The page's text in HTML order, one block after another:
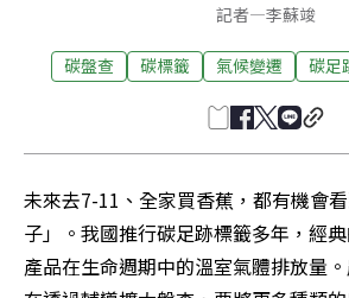
記者—李蘇竣
碳盤查 碳標籤 氣候變遷 碳足
未來去7-11、全家買香蕉，都有機會
子」。我國推行碳足跡標籤多年，經
產品在生命週期中的溫室氣體排放量